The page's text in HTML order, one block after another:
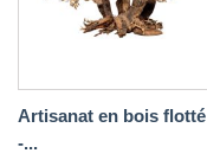
Artisanat en bois flotté
-...